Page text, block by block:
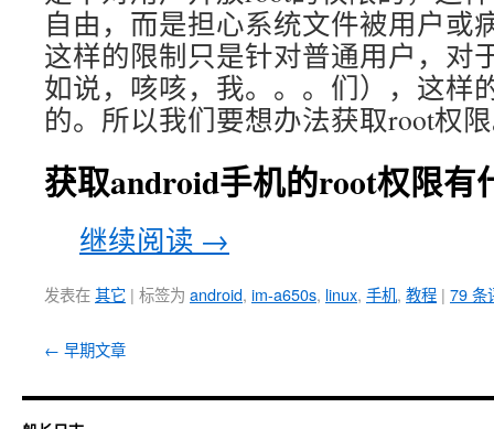
自由，而是担心系统文件被用户或
这样的限制只是针对普通用户，对
如说，咳咳，我。。。们），这样
的。所以我们要想办法获取root权
获取android手机的root权限有
继续阅读 →
发表在其它 | 标签为 android, im-a650s, linux, 手机, 教程 | 79 条
← 早期文章